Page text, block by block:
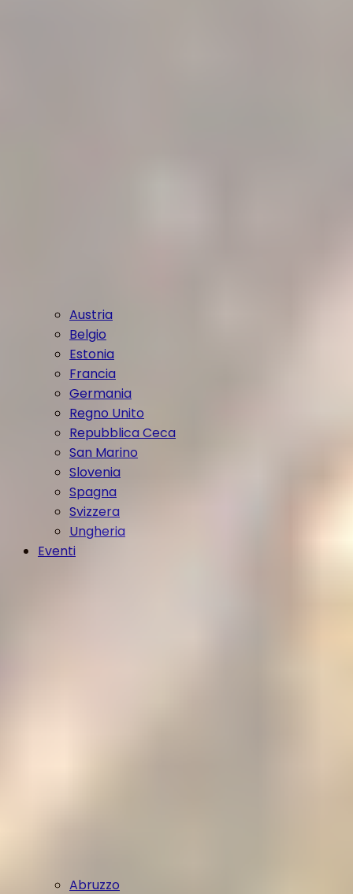
Austria
Belgio
Estonia
Francia
Germania
Regno Unito
Repubblica Ceca
San Marino
Slovenia
Spagna
Svizzera
Ungheria
Eventi
Abruzzo